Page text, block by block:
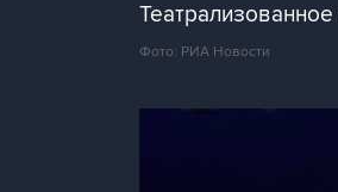
Фото: РИА Новости